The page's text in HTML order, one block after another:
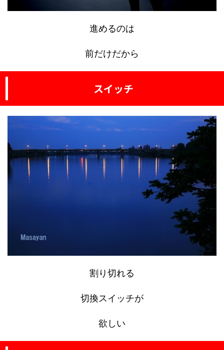
進めるのは
前だけだから
スイッチ
割り切れる
切換スイッチが
欲しい